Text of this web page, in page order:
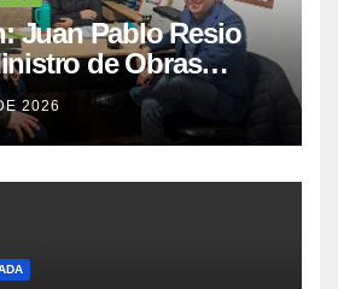
Juan Pablo Resio
de Obras
Presidente de
recorrer la ruta a
2026